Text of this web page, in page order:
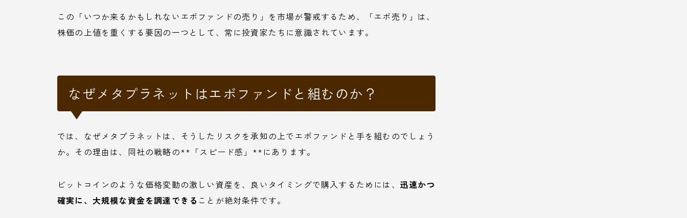
この「いつか来るかもしれないエボファンドの売り」を市場が警戒するため、「エボ売り」は、
株価の上値を重くする要因の一つとして、常に投資家たちに意識されています。
なぜメタプラネットはエボファンドと組むのか？
では、なぜメタプラネットは、そうしたリスクを承知の上でエボファンドと手を組むのでしょう
か。その理由は、同社の戦略の**「スピード感」**にあります。
ビットコインのような価格変動の激しい資産を、良いタイミングで購入するためには、 迅速かつ
確実に、大規模な資金を調達できる ことが絶対条件です。